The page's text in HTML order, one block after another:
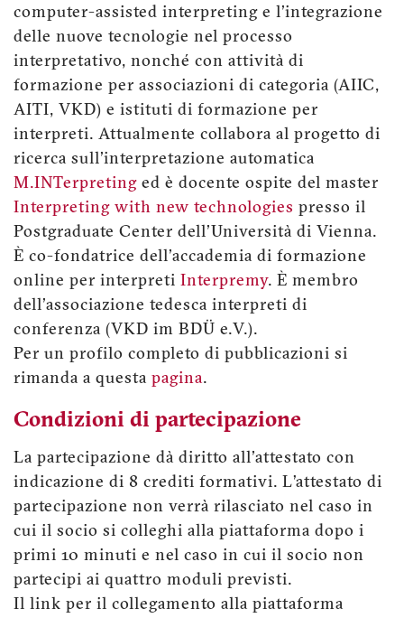
computer-assisted interpreting e l'integrazione
delle nuove tecnologie nel processo
interpretativo, nonché con attività di
formazione per associazioni di categoria (AIIC,
AITI, VKD) e istituti di formazione per
interpreti. Attualmente collabora al progetto di
ricerca sull'interpretazione automatica
M.INTerpreting ed è docente ospite del master
Interpreting with new technologies presso il
Postgraduate Center dell'Università di Vienna.
È co-fondatrice dell'accademia di formazione
online per interpreti Interpremy. È membro
dell'associazione tedesca interpreti di
conferenza (VKD im BDÜ e.V.).
Per un profilo completo di pubblicazioni si
rimanda a questa pagina.
Condizioni di partecipazione
La partecipazione dà diritto all'attestato con
indicazione di 8 crediti formativi. L’attestato di
partecipazione non verrà rilasciato nel caso in
cui il socio si colleghi alla piattaforma dopo i
primi 10 minuti e nel caso in cui il socio non
partecipi ai quattro moduli previsti.
Il link per il collegamento alla piattaforma